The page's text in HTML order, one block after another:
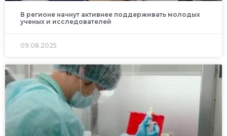
В регионе начнут активнее поддерживать молодых
ученых и исследователей
09.08.2025